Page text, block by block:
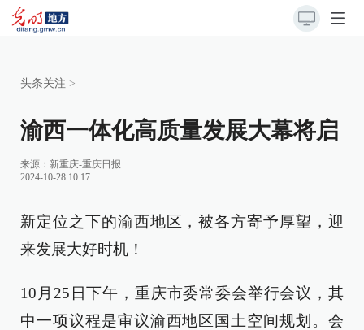
头条关注 >
渝西一体化高质量发展大幕将启
来源： 新重庆-重庆日报
2024-10-28 10:17
新定位之下的渝西地区，被各方寄予厚望，迎
来发展大好时机！
10月25日下午，重庆市委常委会举行会议，其
中一项议程是审议渝西地区国土空间规划。会